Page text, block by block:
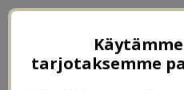
tarjotaksemme